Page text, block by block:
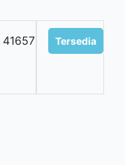
41657 Tersedia